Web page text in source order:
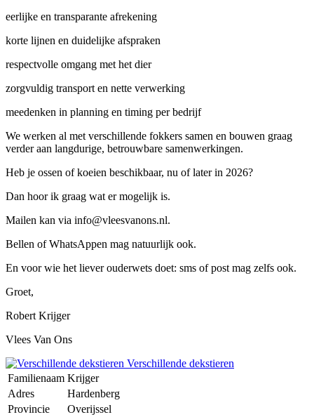
eerlijke en transparante afrekening
korte lijnen en duidelijke afspraken
respectvolle omgang met het dier
zorgvuldig transport en nette verwerking
meedenken in planning en timing per bedrijf
We werken al met verschillende fokkers samen en bouwen graag
verder aan langdurige, betrouwbare samenwerkingen.
Heb je ossen of koeien beschikbaar, nu of later in 2026?
Dan hoor ik graag wat er mogelijk is.
Mailen kan via info@vleesvanons.nl.
Bellen of WhatsAppen mag natuurlijk ook.
En voor wie het liever ouderwets doet: sms of post mag zelfs ook.
Groet,
Robert Krijger
Vlees Van Ons
Verschillende dekstieren
Familienaam Krijger
Adres
Hardenberg
Provincie
Overijssel